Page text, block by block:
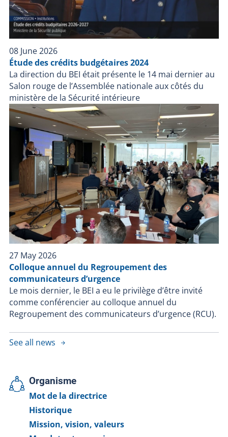
08 June 2026
Étude des crédits budgétaires 2024
La direction du BEI était présente le 14 mai dernier au
Salon rouge de l’Assemblée nationale aux côtés du
ministère de la Sécurité intérieure
27 May 2026
Colloque annuel du Regroupement des
communicateurs d’urgence
Le mois dernier, le BEI a eu le privilège d’être invité
comme conférencier au colloque annuel du
Regroupement des communicateurs d’urgence (RCU).
See all news
Organisme
Mot de la directrice
Historique
Mission, vision, valeurs